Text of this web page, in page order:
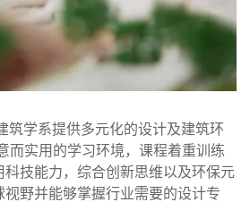
筑学系提供多元化的设计及建筑环
而实用的学习环境，课程着重训练
技能力，综合创新思维以及环保元
野并能够掌握行业需要的设计专